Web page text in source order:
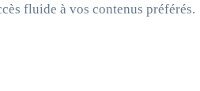
fluide à vos contenus préférés.